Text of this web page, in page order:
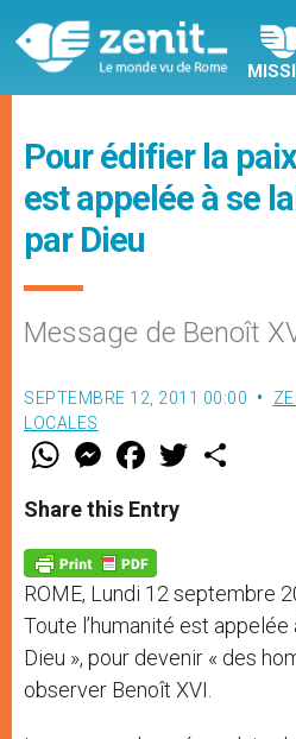
Pour édifier la
est appelée à se
par Dieu
Message de Benoît
SEPTEMBRE 12, 2011 00:00
LOCALES
W
t
s
p
p
M
e
s
e
g
e
r
F
a
e
b
o
k
w
Share this Entry
ROME, Lundi 12 septembre
Toute l’humanité est
Dieu », pour devenir « des
observer Benoît XVI.